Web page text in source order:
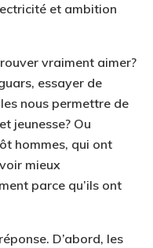
et ambition
vraiment aimer?
essayer de
nous permettre de
jeunesse? Ou
hommes, qui ont
mieux
parce qu’ils ont
D’abord, les